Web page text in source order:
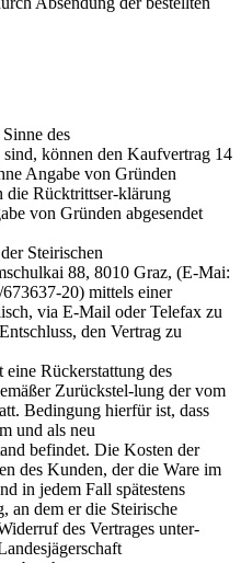
des
sind, können den Kaufvertrag 14
Angabe von Gründen
die Rücktrittser-klärung
von Gründen abgesendet
Steirischen
88, 8010 Graz, (E-Mai:
20) mittels einer
via E-Mail oder Telefax zu
den Vertrag zu
Rückerstattung des
Zurückstel-lung der vom
Bedingung hierfür ist, dass
und als neu
befindet. Die Kosten der
des Kunden, der die Ware im
in jedem Fall spätestens
an dem er die Steirische
des Vertrages unter-